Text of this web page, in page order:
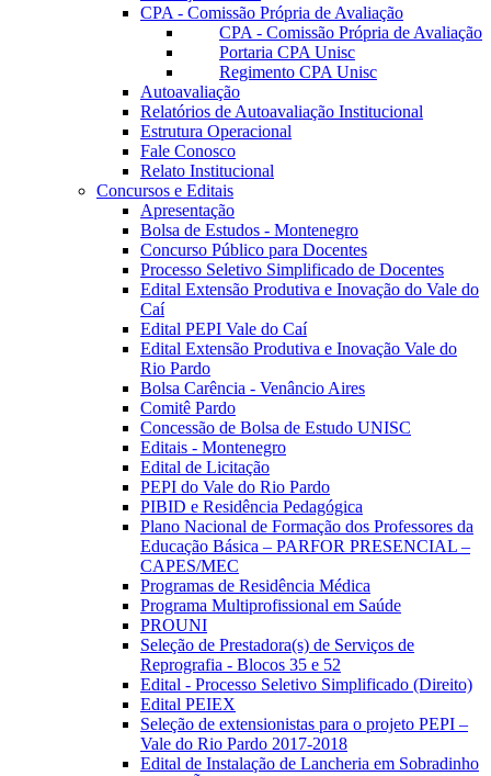
CPA - Comissão Própria de Avaliação
CPA - Comissão Própria de Avaliação
Portaria CPA Unisc
Regimento CPA Unisc
Autoavaliação
Relatórios de Autoavaliação Institucional
Estrutura Operacional
Fale Conosco
Relato Institucional
Concursos e Editais
Apresentação
Bolsa de Estudos - Montenegro
Concurso Público para Docentes
Processo Seletivo Simplificado de Docentes
Edital Extensão Produtiva e Inovação do Vale do
Caí
Edital PEPI Vale do Caí
Edital Extensão Produtiva e Inovação Vale do
Rio Pardo
Bolsa Carência - Venâncio Aires
Comitê Pardo
Concessão de Bolsa de Estudo UNISC
Editais - Montenegro
Edital de Licitação
PEPI do Vale do Rio Pardo
PIBID e Residência Pedagógica
Plano Nacional de Formação dos Professores da
Educação Básica – PARFOR PRESENCIAL –
CAPES/MEC
Programas de Residência Médica
Programa Multiprofissional em Saúde
PROUNI
Seleção de Prestadora(s) de Serviços de
Reprografia - Blocos 35 e 52
Edital - Processo Seletivo Simplificado (Direito)
Edital PEIEX
Seleção de extensionistas para o projeto PEPI –
Vale do Rio Pardo 2017-2018
Edital de Instalação de Lancheria em Sobradinho